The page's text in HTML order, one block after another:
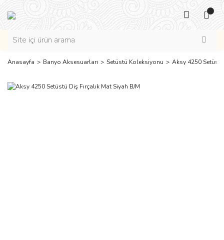
Anasayfa Banyo Aksesuarları Setüstü Koleksiyonu Aksy 4250 Setüstü